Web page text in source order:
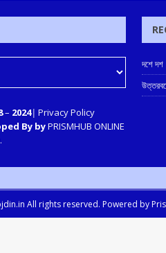
– 2024| Privacy Policy
By byPRISMHUB ONLINE
দশে দশ
All rights reserved. Powered by